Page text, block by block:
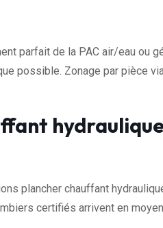
parfait de la PAC air/eau ou
possible. Zonage par pièce
plancher chauffant
certifiés arrivent en